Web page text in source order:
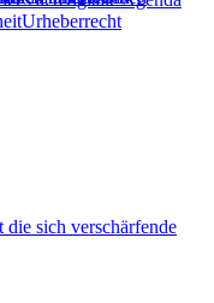
Urheberrecht
die sich verschärfende